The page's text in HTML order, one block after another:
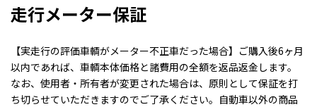
走行メーター保証
【実走行の評価車輌がメーター不正車だった場合】ご購入後6ヶ月
以内であれば、車輌本体価格と諸費用の全額を返品返金します。
なお、使用者・所有者が変更された場合は、原則として保証を打
ち切らせていただきますのでご了承ください。自動車以外の商品